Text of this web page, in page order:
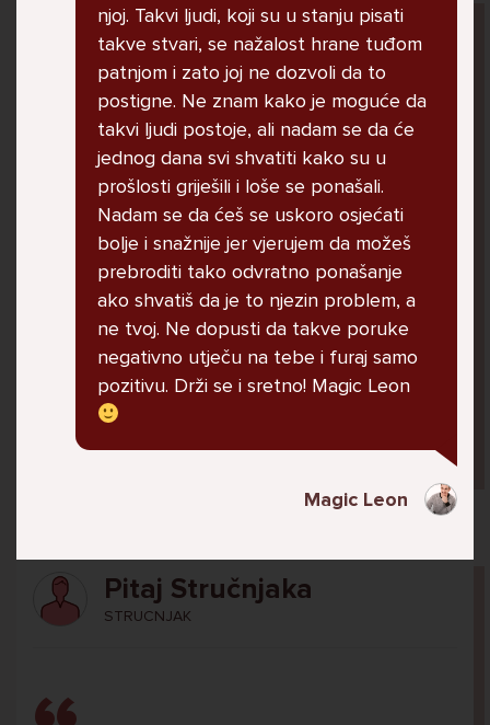
Pitaj Stručnjaka
STRUCNJAK
U školi me ogovara nekoliko prijatelja ne
znam zašto. Čak su napravili grupu gdje me
ogovaraju. To sam saznala tako što mi je
prijateljica rekla. Više ne želim ići u školu ali
me mama i tata tjeraju. Svaku večer kod kuće
plačem.
Ani, 11
Pitaj Stručnjaka
STRUCNJAK
njoj. Takvi ljudi, koji su u stanju pisati
takve stvari, se nažalost hrane tuđom
patnjom i zato joj ne dozvoli da to
postigne. Ne znam kako je moguće da
takvi ljudi postoje, ali nadam se da će
jednog dana svi shvatiti kako su u
prošlosti griješili i loše se ponašali.
Nadam se da ćeš se uskoro osjećati
bolje i snažnije jer vjerujem da možeš
prebroditi tako odvratno ponašanje
ako shvatiš da je to njezin problem, a
ne tvoj. Ne dopusti da takve poruke
negativno utječu na tebe i furaj samo
pozitivu. Drži se i sretno! Magic Leon
Magic Leon